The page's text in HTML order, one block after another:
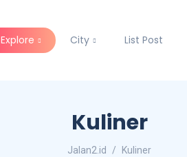
Explore City List Post
Kuliner
Jalan2.id Kuliner